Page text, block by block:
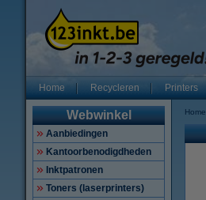
Home Recycleren Printers
Webwinkel
Aanbiedingen
Kantoorbenodigdheden
Inktpatronen
Toners (laserprinters)
Home